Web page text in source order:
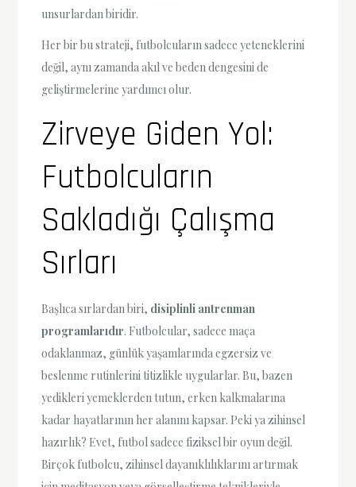
unsurlardan biridir.
Her bir bu strateji, futbolcuların sadece yeteneklerini
değil, aynı zamanda akıl ve beden dengesini de
geliştirmelerine yardımcı olur.
Zirveye Giden Yol:
Futbolcuların
Sakladığı Çalışma
Sırları
Başlıca sırlardan biri, disiplinli antrenman
programlarıdır. Futbolcular, sadece maça
odaklanmaz, günlük yaşamlarında egzersiz ve
beslenme rutinlerini titizlikle uygularlar. Bu, bazen
yedikleri yemeklerden tutun, erken kalkmalarına
kadar hayatlarının her alanını kapsar. Peki ya zihinsel
hazırlık? Evet, futbol sadece fiziksel bir oyun değil.
Birçok futbolcu, zihinsel dayanıklılıklarını artırmak